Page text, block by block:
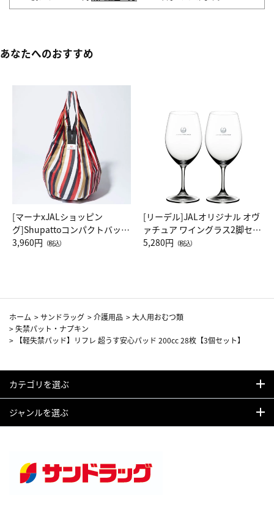
あなたへのおすすめ
[マーナxJALショッピン
グ]Shupattoコンパクトバッグ
Drop JAL客室乗務員（LC）ス
3,960円 （税込）
[リーデル]JALオリジナル オヴ
ァチュア ワイングラス2脚セッ
ト（レッドワイン）
5,280円 （税込）
ホーム >サンドラッグ >介護用品 >大人用おむつ類
>失禁パット・ナプキン
>
【軽失禁パッド】リフレ 超うす安心パッド 200cc 28枚【3個セット】
カテゴリを選ぶ
ジャンルを選ぶ